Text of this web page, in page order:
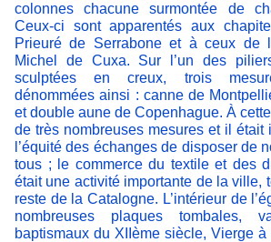
colonnes chacune surmontée de
Ceux-ci sont apparentés aux
Prieuré de Serrabone et à ceux de
Michel de Cuxa. Sur l’un des
sculptées en creux, trois
dénommées ainsi : canne de
et double aune de Copenhague. À
de très nombreuses mesures et il était
l’équité des échanges de disposer de
tous ; le commerce du textile et des
était une activité importante de la ville,
reste de la Catalogne. L’intérieur de
nombreuses plaques tombales,
baptismaux du XIIème siècle, Vierge à